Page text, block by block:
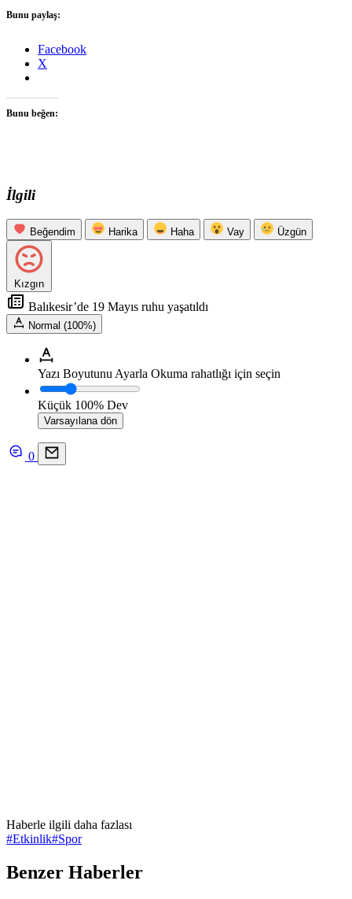
Bunu paylaş:
Facebook
X
Bunu beğen:
İlgili
Beğendim Harika Haha Vay Üzgün
Kızgın
Balıkesir’de 19 Mayıs ruhu yaşatıldı
Normal (100%)
Yazı Boyutunu Ayarla Okuma rahatlığı için seçin
Küçük 100% Dev
Varsayılana dön
0
Haberle ilgili daha fazlası
#Etkinlik#Spor
Benzer Haberler